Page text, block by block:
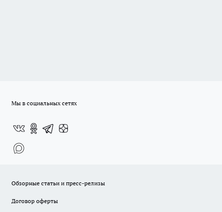
Мы в социальных сетях
Обзорные статьи и пресс-релизы
Договор оферты